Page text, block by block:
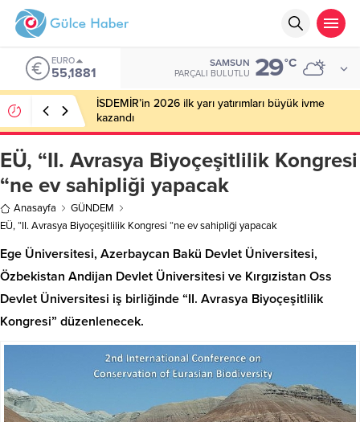
EURO
55,1881
SAMSUN
PARÇALI BULUTLU 29°C
İSDEMİR’in 2026 ilk yarı yatırımları büyük ivme
kazandı
EÜ, “II. Avrasya Biyoçeşitlilik Kongresi
“ne ev sahipliği yapacak
Anasayfa
GÜNDEM
EÜ, “II. Avrasya Biyoçeşitlilik Kongresi “ne ev sahipliği yapacak
Ege Üniversitesi, Azerbaycan Bakü Devlet Üniversitesi,
Özbekistan Andijan Devlet Üniversitesi ve Kırgızistan Oss
Devlet Üniversitesi iş birliğinde “II. Avrasya Biyoçeşitlilik
Kongresi” düzenlenecek.